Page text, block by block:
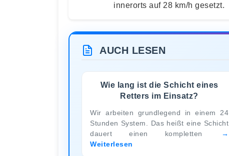
innerorts auf 28 km/h gesetzt.
AUCH LESEN
Wie lang ist die Schicht eines
Retters im Einsatz?
Wir arbeiten grundlegend in einem 24
Stunden System. Das heißt eine Schicht
dauert einen kompletten
Weiterlesen